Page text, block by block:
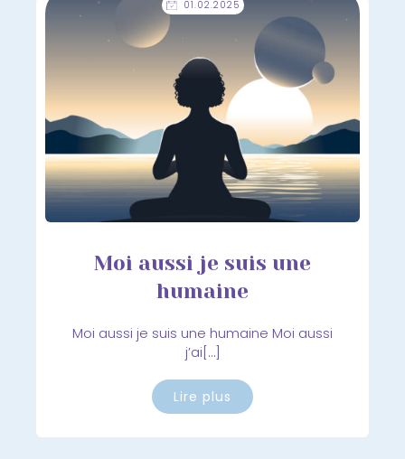
01.02.2025
Moi aussi je suis une
humaine
Moi aussi je suis une humaine Moi aussi
j’ai[…]
Lire plus